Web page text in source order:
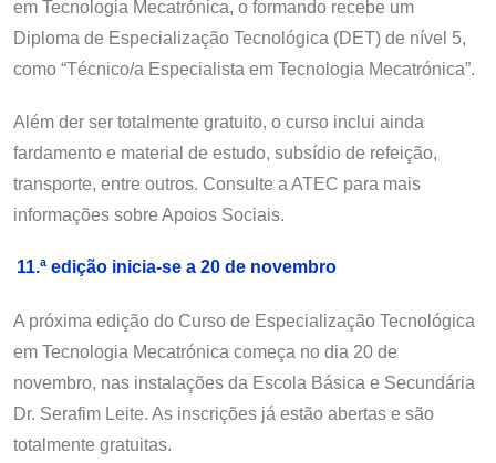
em Tecnologia Mecatrónica, o formando recebe um
Diploma de Especialização Tecnológica (DET) de nível 5,
como “Técnico/a Especialista em Tecnologia Mecatrónica”.
Além der ser totalmente gratuito, o curso inclui ainda
fardamento e material de estudo, subsídio de refeição,
transporte, entre outros. Consulte a ATEC para mais
informações sobre Apoios Sociais.
11.ª edição inicia-se a 20 de novembro
A próxima edição do Curso de Especialização Tecnológica
em Tecnologia Mecatrónica começa no dia 20 de
novembro, nas instalações da Escola Básica e Secundária
Dr. Serafim Leite. As inscrições já estão abertas e são
totalmente gratuitas.